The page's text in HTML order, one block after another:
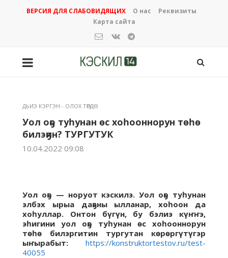
ВЕРСИЯ ДЛЯ СЛАБОВИДЯЩИХ О нас
Реквизиты
Карта сайта
ДЬИЭ КЭРГЭН - ОЛОХ ТӨРДӨ
Уол оҕо туһунан өс хоһооннорун төһө
билэҕин? ТУРГУТУК
10.04.2022 09:08
Уол оҕо — норуот кэскилэ. Уол оҕо туһунан
элбэх ырыа даҕаны ылланар, хоһоон да
хоһуллар. Онтон бүгүн, бу бэлиэ күҥҥэ,
эһигини уол оҕо туһунан өс хоһооннорун
төһө билэргитин тургутан көрөргүтүгэр
ыҥырабыт:
https://konstruktortestov.ru/test-
40055